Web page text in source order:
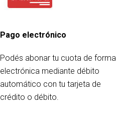
Pago electrónico
Podés abonar tu cuota de forma
electrónica mediante débito
automático con tu tarjeta de
crédito o débito.